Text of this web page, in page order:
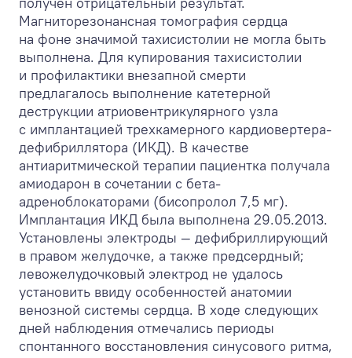
Магниторезонансная томография сердца
на фоне значимой тахисистолии не могла быть
выполнена. Для купирования тахисистолии
и профилактики внезапной смерти
предлагалось выполнение катетерной
деструкции атриовентрикулярного узла
с имплантацией трехкамерного кардиовертера-
дефибриллятора (ИКД). В качестве
антиаритмической терапии пациентка получала
амиодарон в сочетании с бета-
адреноблокаторами (бисопролол 7,5 мг).
Имплантация ИКД была выполнена 29.05.2013.
Установлены электроды — дефибриллирующий
в правом желудочке, а также предсердный;
левожелудочковый электрод не удалось
установить ввиду особенностей анатомии
венозной системы сердца. В ходе следующих
дней наблюдения отмечались периоды
спонтанного восстановления синусового ритма,